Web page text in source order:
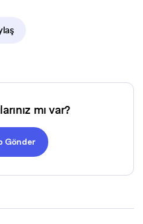
mı var?
Gönder